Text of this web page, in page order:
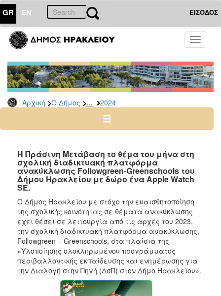
GR EN ΕΙΣΟΔΟΣ
Toggle
Αρχική Ο Δήμος ... 2024
ΔΗΜΟΣ
Δελτία
Τύπου
Αρχείο
2026
2024
2022
2021
2019
2018
2017
2016
2015
Η Πράσινη Μετάβαση το θέμα του μήνα στη
σχολική διαδικτυακή πλατφόρμα
ανακύκλωσης Followgreen-Greenschools του
Δήμου Ηρακλείου με δώρο ένα Apple Watch
SE.
Ο Δήμος Ηρακλείου με στόχο την ευαισθητοποίηση
της σχολικής κοινότητας σε θέματα ανακύκλωσης
έχει θέσει σε λειτουργία από τις αρχές του 2023,
την σχολική διαδικτυακή πλατφόρμα ανακύκλωσης,
Followgreen – Greenschools, στα πλαίσια της
«Υλοποίησης ολοκληρωμένου προγράμματος
περιβαλλοντικής εκπαίδευσης και ενημέρωσης για
την Διαλογή στην Πηγή (ΔσΠ) στον Δήμο Ηρακλείου».